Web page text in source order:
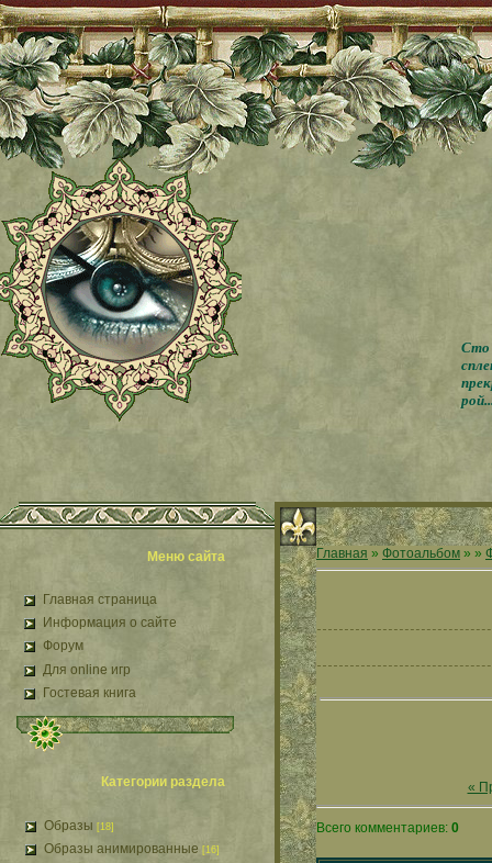
Сто
Меню сайта
Главная страница
Информация о сайте
Форум
Для online игр
Гостевая книга
Категории раздела
Образы [18]
Образы анимированные [16]
Главная » Фотоальбом » »
«
Всего комментариев: 0